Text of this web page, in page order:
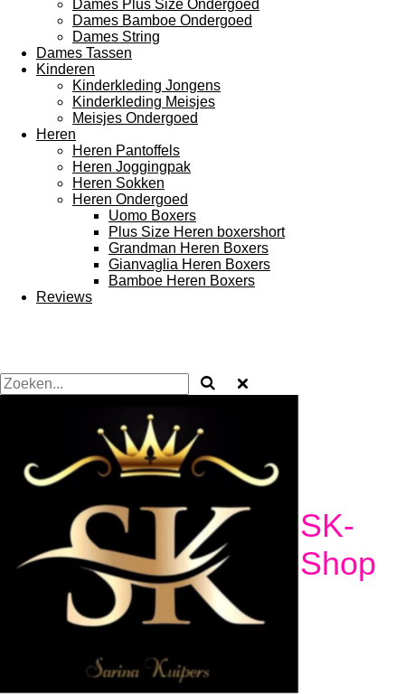
Dames Plus Size Ondergoed
Dames Bamboe Ondergoed
Dames String
Dames Tassen
Kinderen
Kinderkleding Jongens
Kinderkleding Meisjes
Meisjes Ondergoed
Heren
Heren Pantoffels
Heren Joggingpak
Heren Sokken
Heren Ondergoed
Uomo Boxers
Plus Size Heren boxershort
Grandman Heren Boxers
Gianvaglia Heren Boxers
Bamboe Heren Boxers
Reviews
SK-
Shop